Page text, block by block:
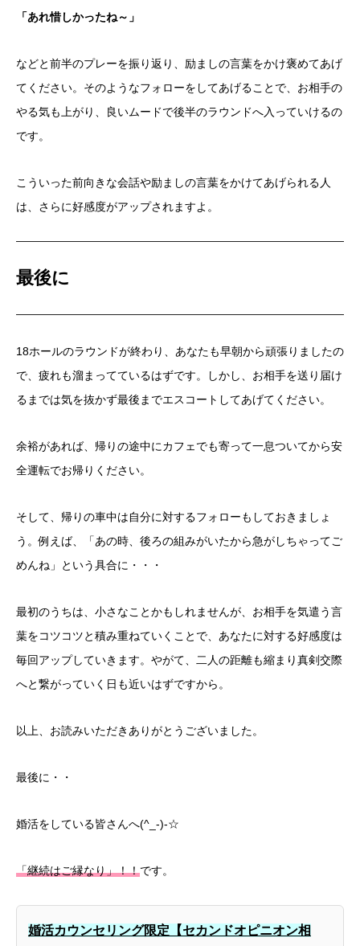
「あれ惜しかったね～」
などと前半のプレーを振り返り、励ましの言葉をかけ褒めてあげ
てください。そのようなフォローをしてあげることで、 お相手の
やる気も上がり、良いムードで後半のラウンドへ入っていけるの
です。
こういった前向きな会話や励ましの言葉をかけてあげられる人
は、さらに好感度がアップされますよ。
最後に
18ホールのラウンドが終わり、あなたも早朝から頑張りましたの
で、 疲れも溜まってているはずです。しかし、お相手を送り届け
るまでは気を抜かず最後までエスコートしてあげてください。
余裕があれば、帰りの途中にカフェでも寄って一息ついてから安
全運転でお帰りください。
そして、帰りの車中は自分に対するフォローもしておきましょ
う。例えば、「あの時、後ろの組みがいたから急がしちゃってご
めんね」という具合に・・・
最初のうちは、小さなことかもしれませんが、お相手を気遣う言
葉をコツコツと積み重ねていくことで、あなたに対する好感度は
毎回アップしていきます。やがて、二人の距離も縮まり真剣交際
へと繋がっていく日も近いはずですから。
以上、お読みいただきありがとうございました。
最後に・・
婚活をしている皆さんへ(^_-)-☆
「継続はご縁なり」！！です。
婚活カウンセリング限定【セカンドオピニオン相